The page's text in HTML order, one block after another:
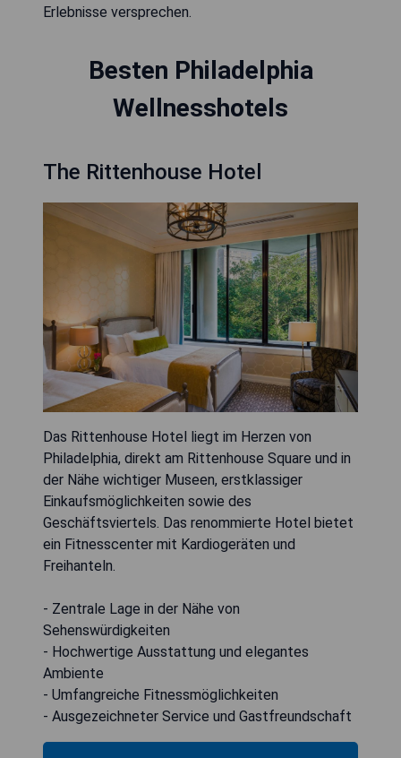
Erlebnisse versprechen.
Besten Philadelphia
Wellnesshotels
The Rittenhouse Hotel
Das Rittenhouse Hotel liegt im Herzen von
Philadelphia, direkt am Rittenhouse Square und in
der Nähe wichtiger Museen, erstklassiger
Einkaufsmöglichkeiten sowie des
Geschäftsviertels. Das renommierte Hotel bietet
ein Fitnesscenter mit Kardiogeräten und
Freihanteln.
- Zentrale Lage in der Nähe von
Sehenswürdigkeiten
- Hochwertige Ausstattung und elegantes
Ambiente
- Umfangreiche Fitnessmöglichkeiten
- Ausgezeichneter Service und Gastfreundschaft